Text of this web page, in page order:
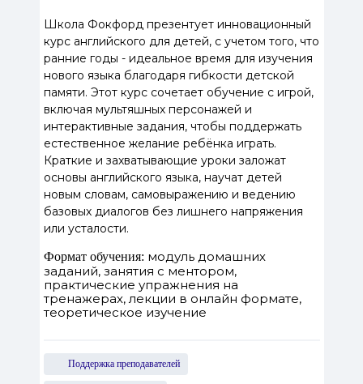
Школа Фокфорд презентует инновационный
курс английского для детей, с учетом того, что
ранние годы - идеальное время для изучения
нового языка благодаря гибкости детской
памяти. Этот курс сочетает обучение с игрой,
включая мультяшных персонажей и
интерактивные задания, чтобы поддержать
естественное желание ребёнка играть.
Краткие и захватывающие уроки заложат
основы английского языка, научат детей
новым словам, самовыражению и ведению
базовых диалогов без лишнего напряжения
или усталости.
Формат обучения: модуль домашних
заданий, занятия с ментором,
практические упражнения на
тренажерах, лекции в онлайн формате,
теоретическое изучение
Поддержка преподавателей